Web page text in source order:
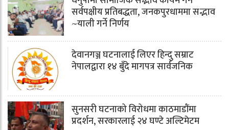
सर्वपक्षीय प्रतिबद्धता, जनकपुरधाममा सद्भाव
~याली गर्ने निर्णय
देवानगञ्ज घटनालाई लिएर हिन्दु सम्राट
नेपालद्वारा १४ बुँदे मागपत्र सार्वजनिक
सुनसरी घटनाको विरोधमा काठमाडौंमा
प्रदर्शन, सरकारलाई २४ घण्टे अल्टिमेटम